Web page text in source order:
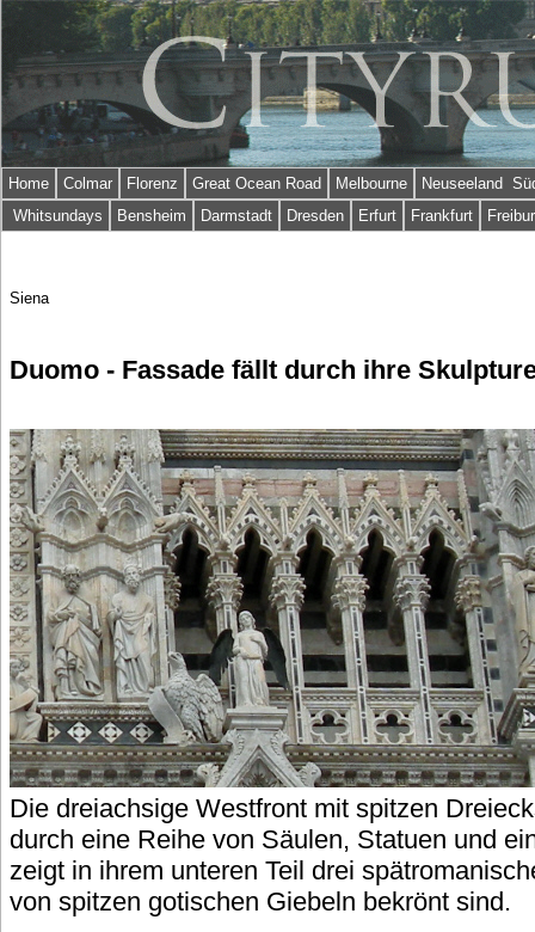
Home Colmar Florenz Great Ocean Road Melbourne
Neuseeland
Whitsundays
Bensheim Darmstadt Dresden Erfurt Frankfurt
Siena
Duomo - Fassade fällt durch ihre
Die dreiachsige Westfront mit spitzen
durch eine Reihe von Säulen, Statuen und
zeigt in ihrem unteren Teil drei
von spitzen gotischen Giebeln bekrönt sind.